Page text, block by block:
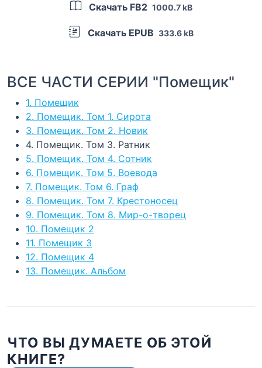
Скачать FB2 1000.7 kB
Скачать EPUB 333.6 kB
ВСЕ ЧАСТИ СЕРИИ "Помещик"
1. Помещик
2. Помещик. Том 1. Сирота
3. Помещик. Том 2. Новик
4. Помещик. Том 3. Ратник
5. Помещик. Том 4. Сотник
6. Помещик. Том 5. Воевода
7. Помещик. Том 6. Граф
8. Помещик. Том 7. Крестоносец
9. Помещик. Том 8. Мир-о-творец
10. Помещик 2
11. Помещик 3
12. Помещик 4
13. Помещик. Альбом
ЧТО ВЫ ДУМАЕТЕ ОБ ЭТОЙ
КНИГЕ?